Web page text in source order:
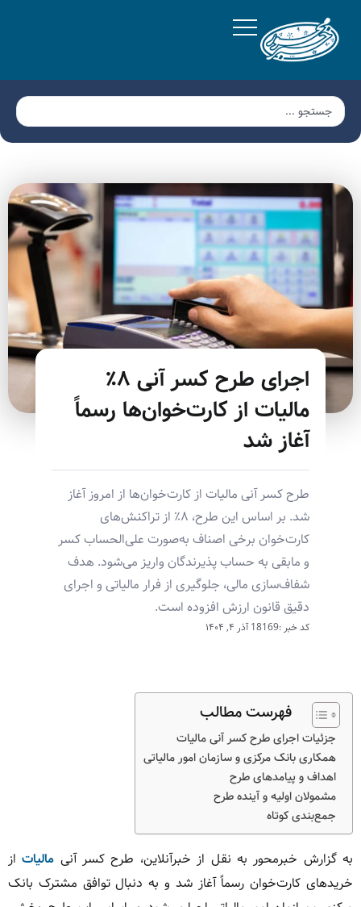
اجرای طرح کسر آنی ۸٪
مالیات از کارت‌خوان‌ها رسماً
آغاز شد
طرح کسر آنی مالیات از کارت‌خوان‌ها از امروز آغاز
شد. بر اساس این طرح، ۸٪ از تراکنش‌های
کارت‌خوان برخی اصناف به‌صورت علی‌الحساب کسر
و مابقی به حساب پذیرندگان واریز می‌شود. هدف
شفاف‌سازی مالی، جلوگیری از فرار مالیاتی و اجرای
دقیق قانون ارزش افزوده است.
کد خبر :18169 آذر ۴, ۱۴۰۴
فهرست مطالب
جزئیات اجرای طرح کسر آنی مالیات
همکاری بانک مرکزی و سازمان امور مالیاتی
اهداف و پیامدهای طرح
مشمولان اولیه و آینده طرح
جمع‌بندی کوتاه
به گزارش خبرمحور به نقل از خبرآنلاین، طرح کسر آنی مالیات از
خریدهای کارت‌خوان رسماً آغاز شد و به دنبال توافق مشترک بانک